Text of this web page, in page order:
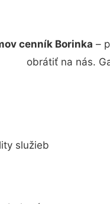
cenník Borinka –
obrátiť na nás.
služieb